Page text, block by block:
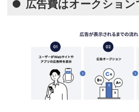
広告費はオークション